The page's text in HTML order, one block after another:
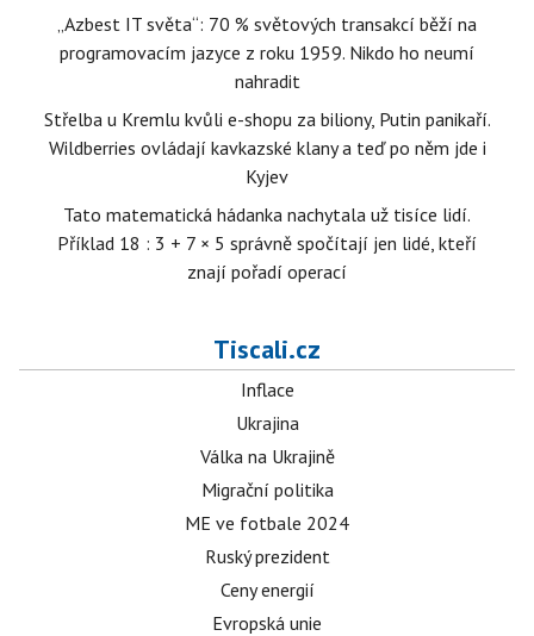
„Azbest IT světa“: 70 % světových transakcí běží na
programovacím jazyce z roku 1959. Nikdo ho neumí
nahradit
Střelba u Kremlu kvůli e-shopu za biliony, Putin panikaří.
Wildberries ovládají kavkazské klany a teď po něm jde i
Kyjev
Tato matematická hádanka nachytala už tisíce lidí.
Příklad 18 : 3 + 7 × 5 správně spočítají jen lidé, kteří
znají pořadí operací
Tiscali.cz
Inflace
Ukrajina
Válka na Ukrajině
Migrační politika
ME ve fotbale 2024
Ruský prezident
Ceny energií
Evropská unie